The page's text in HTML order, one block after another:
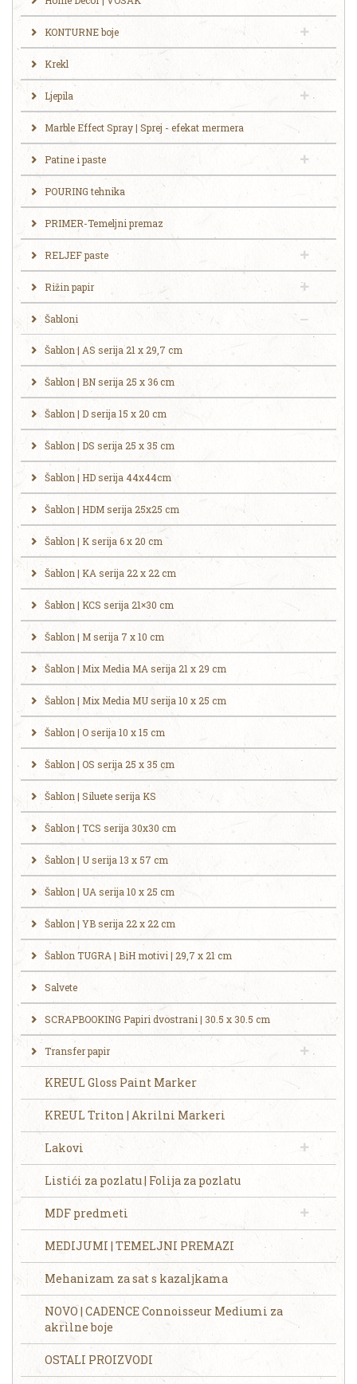
KONTURNE boje
Krekl
Ljepila
Marble Effect Spray | Sprej - efekat mermera
Patine i paste
POURING tehnika
PRIMER-Temeljni premaz
RELJEF paste
Rižin papir
Šabloni
Šablon | AS serija 21 x 29,7 cm
Šablon | BN serija 25 x 36 cm
Šablon | D serija 15 x 20 cm
Šablon | DS serija 25 x 35 cm
Šablon | HD serija 44x44cm
Šablon | HDM serija 25x25 cm
Šablon | K serija 6 x 20 cm
Šablon | KA serija 22 x 22 cm
Šablon | KCS serija 21×30 cm
Šablon | M serija 7 x 10 cm
Šablon | Mix Media MA serija 21 x 29 cm
Šablon | Mix Media MU serija 10 x 25 cm
Šablon | O serija 10 x 15 cm
Šablon | OS serija 25 x 35 cm
Šablon | Siluete serija KS
Šablon | TCS serija 30x30 cm
Šablon | U serija 13 x 57 cm
Šablon | UA serija 10 x 25 cm
Šablon | YB serija 22 x 22 cm
Šablon TUGRA | BiH motivi | 29,7 x 21 cm
Salvete
SCRAPBOOKING Papiri dvostrani | 30.5 x 30.5 cm
Transfer papir
KREUL Gloss Paint Marker
KREUL Triton | Akrilni Markeri
Lakovi
Listići za pozlatu | Folija za pozlatu
MDF predmeti
MEDIJUMI | TEMELJNI PREMAZI
Mehanizam za sat s kazaljkama
NOVO | CADENCE Connoisseur Mediumi za
akrilne boje
OSTALI PROIZVODI